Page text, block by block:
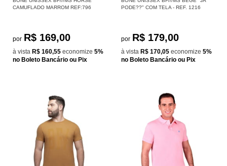
CAMUFLADO MARROM REF:796
por R$ 169,00
à vista R$ 160,55 economize 5%
no Boleto Bancário ou Pix
PODE??" COM TELA - REF. 1216
por R$ 179,00
à vista R$ 170,05 economize 5%
no Boleto Bancário ou Pix